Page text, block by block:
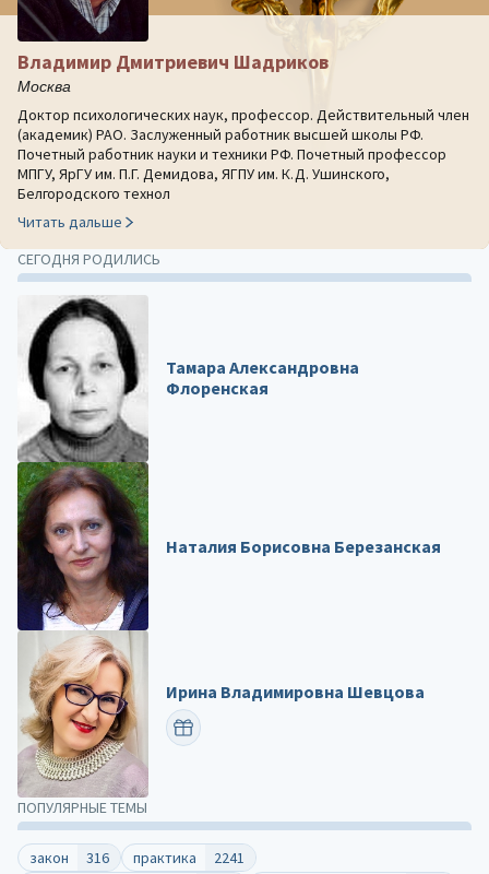
ПОПУЛЯРНЫЕ ТЕМЫ
закон 316 практика
2241
Владимир Дмитриевич Шадриков
Москва
Доктор психологических наук, профессор. Действительный член
(академик) РАО. Заслуженный работник высшей школы РФ.
Почетный работник науки и техники РФ. Почетный профессор
МПГУ, ЯрГУ им. П.Г. Демидова, ЯГПУ им. К.Д. Ушинского,
Белгородского технол
Читать дальше
СЕГОДНЯ РОДИЛИСЬ
Тамара Александровна
Флоренская
Наталия Борисовна Березанская
Ирина Владимировна Шевцова
ПОЗДРАВИТЬ